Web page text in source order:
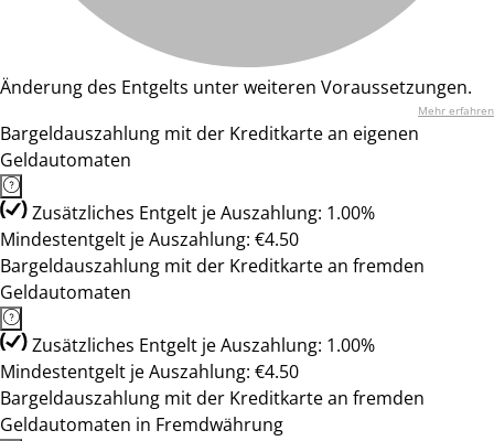
Änderung des Entgelts unter weiteren Voraussetzungen.
Mehr erfahren
Bargeldauszahlung mit der Kreditkarte an eigenen
Geldautomaten
Zusätzliches Entgelt je Auszahlung: 1.00%
Mindestentgelt je Auszahlung: €4.50
Bargeldauszahlung mit der Kreditkarte an fremden
Geldautomaten
Zusätzliches Entgelt je Auszahlung: 1.00%
Mindestentgelt je Auszahlung: €4.50
Bargeldauszahlung mit der Kreditkarte an fremden
Geldautomaten in Fremdwährung